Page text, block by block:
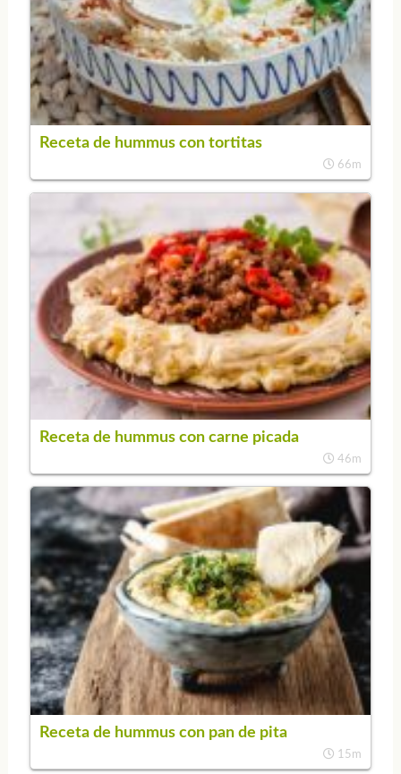
Receta de hummus con tortitas
66m
Receta de hummus con carne picada
46m
Receta de hummus con pan de pita
15m